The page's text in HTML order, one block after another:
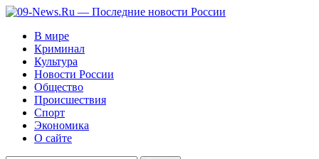
В мире
Криминал
Культура
Новости России
Общество
Происшествия
Спорт
Экономика
О сайте